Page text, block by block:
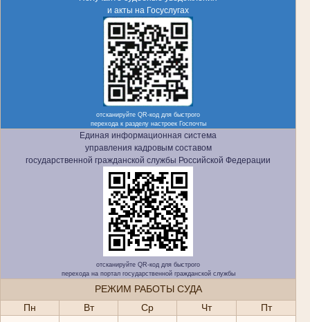
и акты на Госуслугах
отсканируйте QR-код для быстрого
перехода к разделу настроек Госпочты
Единая информационная система
управления кадровым составом
государственной гражданской службы Российской Федерации
отсканируйте QR-код для быстрого
перехода на портал государственной гражданской службы
РЕЖИМ РАБОТЫ СУДА
Пн
Вт Ср Чт
Пт